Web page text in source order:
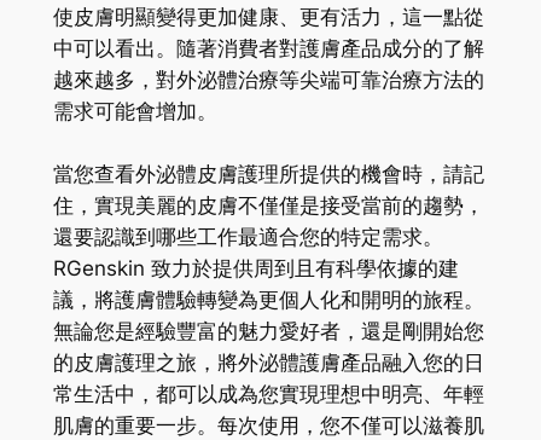
使皮膚明顯變得更加健康、更有活力，這一點從
中可以看出。隨著消費者對護膚產品成分的了解
越來越多，對外泌體治療等尖端可靠治療方法的
需求可能會增加。
當您查看外泌體皮膚護理所提供的機會時，請記
住，實現美麗的皮膚不僅僅是接受當前的趨勢，
還要認識到哪些工作最適合您的特定需求。
RGenskin 致力於提供周到且有科學依據的建
議，將護膚體驗轉變為更個人化和開明的旅程。
無論您是經驗豐富的魅力愛好者，還是剛開始您
的皮膚護理之旅，將外泌體護膚產品融入您的日
常生活中，都可以成為您實現理想中明亮、年輕
肌膚的重要一步。每次使用，您不僅可以滋養肌